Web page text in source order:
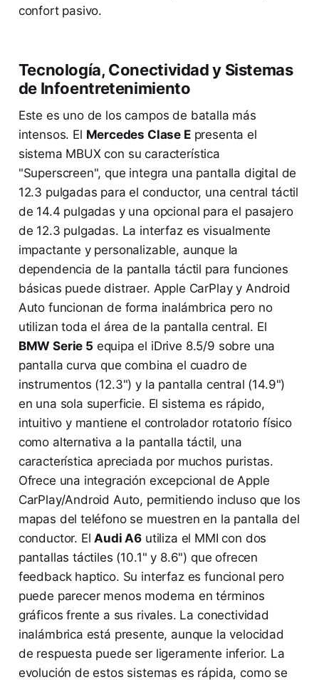
confort pasivo.
Tecnología, Conectividad y Sistemas
de Infoentretenimiento
Este es uno de los campos de batalla más
intensos. El Mercedes Clase Epresenta el
sistema MBUX con su característica
"Superscreen", que integra una pantalla digital de
12.3 pulgadas para el conductor, una central táctil
de 14.4 pulgadas y una opcional para el pasajero
de 12.3 pulgadas. La interfaz es visualmente
impactante y personalizable, aunque la
dependencia de la pantalla táctil para funciones
básicas puede distraer. Apple CarPlay y Android
Auto funcionan de forma inalámbrica pero no
utilizan toda el área de la pantalla central. El
BMW Serie 5 equipa el iDrive 8.5/9 sobre una
pantalla curva que combina el cuadro de
instrumentos (12.3") y la pantalla central (14.9")
en una sola superficie. El sistema es rápido,
intuitivo y mantiene el controlador rotatorio físico
como alternativa a la pantalla táctil, una
característica apreciada por muchos puristas.
Ofrece una integración excepcional de Apple
CarPlay/Android Auto, permitiendo incluso que los
mapas del teléfono se muestren en la pantalla del
conductor. El Audi A6 utiliza el MMI con dos
pantallas táctiles (10.1" y 8.6") que ofrecen
feedback haptico. Su interfaz es funcional pero
puede parecer menos moderna en términos
gráficos frente a sus rivales. La conectividad
inalámbrica está presente, aunque la velocidad
de respuesta puede ser ligeramente inferior. La
evolución de estos sistemas es rápida, como se